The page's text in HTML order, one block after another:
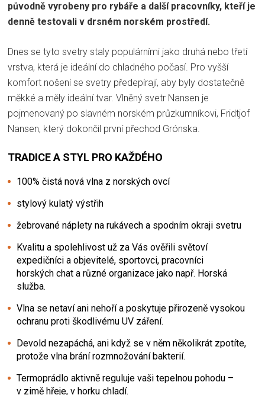
původně vyrobeny pro rybáře a další pracovníky, kteří je
denně testovali v drsném norském prostředí.
Dnes se tyto svetry staly populárními jako druhá nebo třetí
vrstva, která je ideální do chladného počasí. Pro vyšší
komfort nošení se svetry předepírají, aby byly dostatečně
měkké a měly ideální tvar. Vlněný svetr Nansen je
pojmenovaný po slavném norském průzkumníkovi, Fridtjof
Nansen, který dokončil první přechod Grónska.
TRADICE A STYL PRO KAŽDÉHO
100% čistá nová vlna z norských ovcí
stylový kulatý výstřih
žebrované náplety na rukávech a spodním okraji svetru
Kvalitu a spolehlivost už za Vás ověřili světoví
expedičníci a objevitelé, sportovci, pracovníci
horských chat a různé organizace jako např. Horská
služba.
Vlna se netaví ani nehoří a poskytuje přirozeně vysokou
ochranu proti škodlivému UV záření.
Devold nezapáchá, ani když se v něm několikrát zpotíte,
protože vlna brání rozmnožování bakterií.
Termoprádlo aktivně reguluje vaši tepelnou pohodu –
v zimě hřeje, v horku chladí.